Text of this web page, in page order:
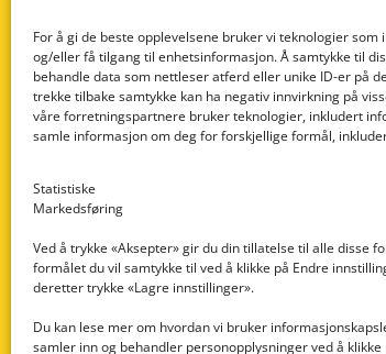
For å gi de beste opplevelsene bruker vi teknologier
og/eller få tilgang til enhetsinformasjon. Å samtykke til
behandle data som nettleser atferd eller unike ID-er på
trekke tilbake samtykke kan ha negativ innvirkning på
våre forretningspartnere bruker teknologier, inkludert
samle informasjon om deg for forskjellige formål,
Statistiske
Markedsføring
Ved å trykke «Aksepter» gir du din tillatelse til alle disse
formålet du vil samtykke til ved å klikke på Endre
deretter trykke «Lagre innstillinger».
Du kan lese mer om hvordan vi bruker
samler inn og behandler personopplysninger ved å klikke
Nedre Nøttveit 60, 5238 Rådal